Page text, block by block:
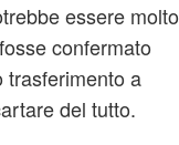
essere molto
confermato
trasferimento a
del tutto.